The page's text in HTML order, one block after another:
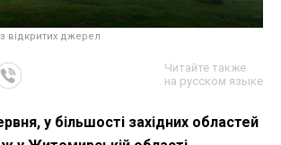
відкритих джерел
Читайте также
на русском языке
у більшості західних областей